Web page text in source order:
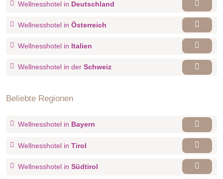
Wellnesshotel in Deutschland
Wellnesshotel in Österreich
Wellnesshotel in Italien
Wellnesshotel in der Schweiz
Beliebte Regionen
Wellnesshotel in Bayern
Wellnesshotel in Tirol
Wellnesshotel in Südtirol